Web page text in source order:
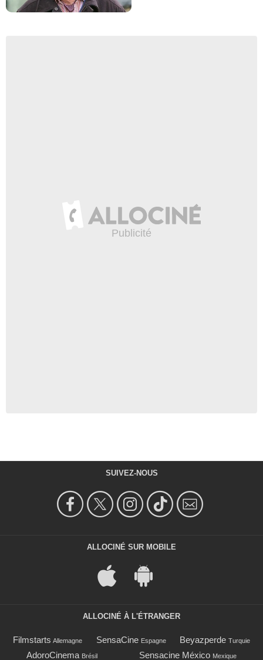
SUIVEZ-NOUS
ALLOCINÉ SUR MOBILE
ALLOCINÉ À L'ÉTRANGER
Filmstarts Allemagne SensaCine Espagne Beyazperde Turquie
AdoroCinema Brésil Sensacine México Mexique